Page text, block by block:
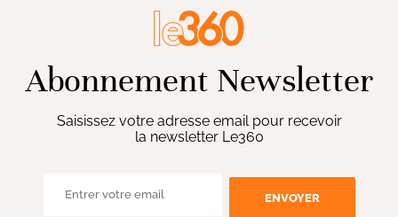
Abonnement Newsletter
Saisissez votre adresse email pour recevoir
la newsletter Le360
ENVOYER